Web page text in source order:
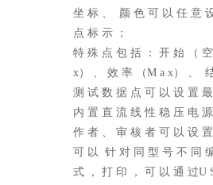
坐 标 、 颜 色 可 以 任 意
点 标 示 ；
特 殊 点 包 括 ： 开 始 （
x） 、 效 率 （M a x） 、
测 试 数 据 点 可 以 设 置
内 置 直 流 线 性 稳 压 电
作 者 、 审 核 者 可 以 设 置
可 以 针 对 同 型 号 不 同
式 ， 打 印 ， 可 以 通 过U